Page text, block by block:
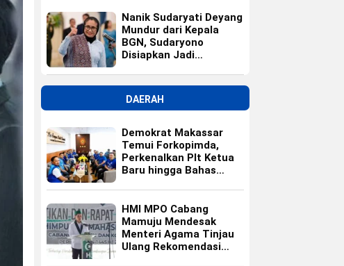
Nanik Sudaryati Deyang
Mundur dari Kepala
BGN, Sudaryono
Disiapkan Jadi
DAERAH
Demokrat Makassar
Temui Forkopimda,
Perkenalkan Plt Ketua
Baru hingga Bahas
HMI MPO Cabang
Mamuju Mendesak
Menteri Agama Tinjau
Ulang Rekomendasi